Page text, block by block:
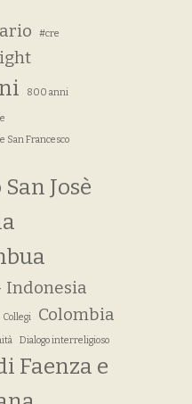
#cre
800 anni
Francesco
Josè
Indonesia
Collegi Colombia
Dialogo interreligioso
Faenza e